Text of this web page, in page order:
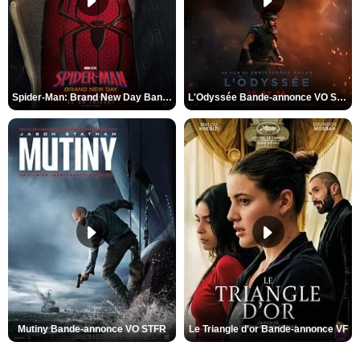
Spider-Man: Brand New Day Bande-annonce VO STFR L'Odyssée Bande-annonce VO STFR
Mutiny Bande-annonce VO STFR Le Triangle d'or Bande-annonce VF